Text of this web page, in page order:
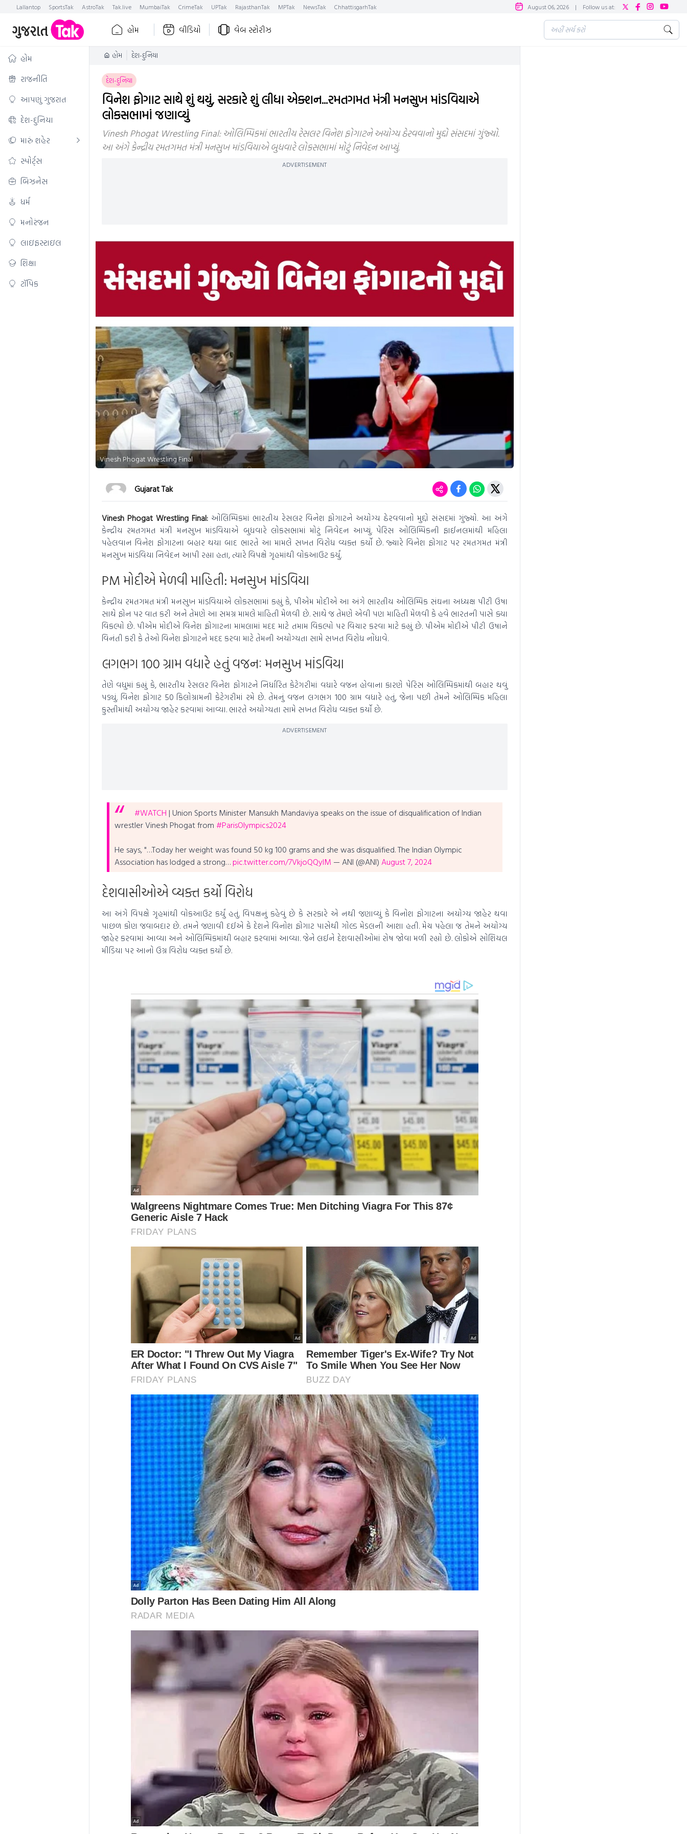
Lallantop SportsTak AstroTak Tak.live MumbaiTak CrimeTak UPTak RajasthanTak MPTak NewsTak ChhattisgarhTak August 06, 2026 | Follow us at:
હોમ વીડિયો વેબ સ્ટોરીઝ
હોમ
રાજનીતિ
આપણું ગુજરાત
દેશ-દુનિયા
મારું શહેર
સ્પોર્ટ્સ
બિઝનેસ
ધર્મ
મનોરંજન
લાઇફસ્ટાઇલ
શિક્ષા
ટૉપિક
હોમ દેશ-દુનિયા
દેશ-દુનિયા
વિનેશ ફોગાટ સાથે શું થયું, સરકારે શું લીધા એક્શન...રમતગમત મંત્રી મનસુખ માંડવિયાએ
લોકસભામાં જણાવ્યું
Vinesh Phogat Wrestling Final: ઓલિમ્પિકમાં ભારતીય રેસલર વિનેશ ફોગાટને અયોગ્ય ઠેરવવાનો મુદ્દો સંસદમાં ગુંજ્યો.
આ અંગે કેન્દ્રીય રમતગમત મંત્રી મનસુખ માંડવિયાએ બુધવારે લોકસભામાં મોટું નિવેદન આપ્યું.
ADVERTISEMENT
Vinesh Phogat Wrestling Final
Gujarat Tak
Vinesh Phogat Wrestling Final:ઓલિમ્પિકમાં ભારતીય રેસલર વિનેશ ફોગાટને અયોગ્ય ઠેરવવાનો મુદ્દો સંસદમાં ગુંજ્યો. આ અંગે
કેન્દ્રીય રમતગમત મંત્રી મનસુખ માંડવિયાએ બુધવારે લોકસભામાં મોટું નિવેદન આપ્યું. પેરિસ ઓલિમ્પિકની ફાઈનલમાંથી મહિલા
પહેલવાન વિનેશ ફોગાટના બહાર થયા બાદ ભારતે આ મામલે સખત વિરોધ વ્યક્ત કર્યો છે. જ્યારે વિનેશ ફોગાટ પર રમતગમત મંત્રી
મનસુખ માંડવિયા નિવેદન આપી રહ્યા હતા, ત્યારે વિપક્ષે ગૃહમાંથી વોકઆઉટ કર્યું.
PM મોદીએ મેળવી માહિતી: મનસુખ માંડવિયા
કેન્દ્રીય રમતગમત મંત્રી મનસુખ માંડવિયાએ લોકસભામાં કહ્યું કે, પીએમ મોદીએ આ અંગે ભારતીય ઓલિમ્પિક સંઘના અધ્યક્ષ પીટી ઉષા
સાથે ફોન પર વાત કરી અને તેમણે આ સમગ્ર મામલે માહિતી મેળવી છે. સાથે જ તેમણે એવી પણ માહિતી મેળવી કે હવે ભારતની પાસે ક્યા
વિકલ્પો છે. પીએમ મોદીએ વિનેશ ફોગાટના મામલામાં મદદ માટે તમામ વિકલ્પો પર વિચાર કરવા માટે કહ્યું છે. પીએમ મોદીએ પીટી ઉષાને
વિનંતી કરી કે તેઓ વિનેશ ફોગાટને મદદ કરવા માટે તેમની અયોગ્યતા સામે સખત વિરોધ નોંધાવે.
લગભગ 100 ગ્રામ વધારે હતું વજનઃ મનસુખ માંડવિયા
તેણે વધુમાં કહ્યું કે, ભારતીય રેસલર વિનેશ ફોગાટને નિર્ધારિત કેટેગરીમાં વધારે વજન હોવાના કારણે પેરિસ ઓલિમ્પિકમાંથી બહાર થવું
પડ્યું. વિનેશ ફોગાટ 50 કિલોગ્રામની કેટેગરીમાં રમે છે. તેમનું વજન લગભગ 100 ગ્રામ વધારે હતું, જેના પછી તેમને ઓલિમ્પિક મહિલા
કુસ્તીમાંથી અયોગ્ય જાહેર કરવામાં આવ્યા. ભારતે અયોગ્યતા સામે સખત વિરોધ વ્યક્ત કર્યો છે.
ADVERTISEMENT
#WATCH | Union Sports Minister Mansukh Mandaviya speaks on the issue of disqualification of Indian
wrestler Vinesh Phogat from #ParisOlympics2024
He says, "…Today her weight was found 50 kg 100 grams and she was disqualified. The Indian Olympic
Association has lodged a strong…pic.twitter.com/7VkjoQQyIM — ANI (@ANI) August 7, 2024
દેશવાસીઓએ વ્યક્ત કર્યો વિરોધ
આ અંગે વિપક્ષે ગૃહમાંથી વોકઆઉટ કર્યું હતું. વિપક્ષનું કહેવું છે કે સરકારે એ નથી જણાવ્યું કે વિનોશ ફોગાટના અયોગ્ય જાહેર થવા
પાછળ કોણ જવાબદાર છે. તમને જણાવી દઈએ કે દેશને વિનોશ ફોગાટ પાસેથી ગોલ્ડ મેડલની આશા હતી. મેચ પહેલા જ તેમને અયોગ્ય
જાહેર કરવામાં આવ્યા અને ઓલિમ્પિકમાંથી બહાર કરવામાં આવ્યા. જેને લઈને દેશવાસીઓમાં રોષ જોવા મળી રહ્યો છે. લોકોએ સોશિયલ
મીડિયા પર આનો ઉગ્ર વિરોધ વ્યક્ત કર્યો છે.